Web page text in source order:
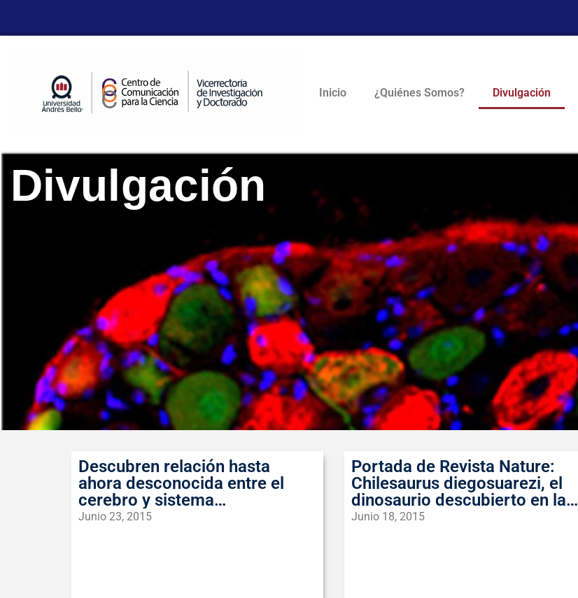
Inicio ¿Quiénes Somos? Divulgación
Divulgación
Descubren relación hasta
ahora desconocida entre el
cerebro y sistema
inmunológico
Junio 23, 2015
Portada de Revista Nature:
Chilesaurus diegosuarezi, el
dinosaurio descubierto en la
Patagonia Chilena
Junio 18, 2015